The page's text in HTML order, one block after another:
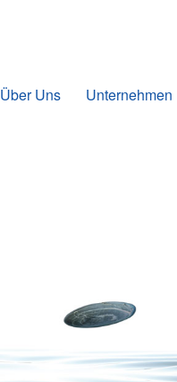
Über Uns Unternehmen